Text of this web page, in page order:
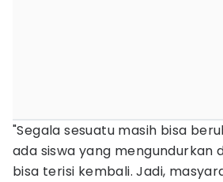
"Segala sesuatu masih bisa
ada siswa yang mengundurkan
bisa terisi kembali. Jadi,